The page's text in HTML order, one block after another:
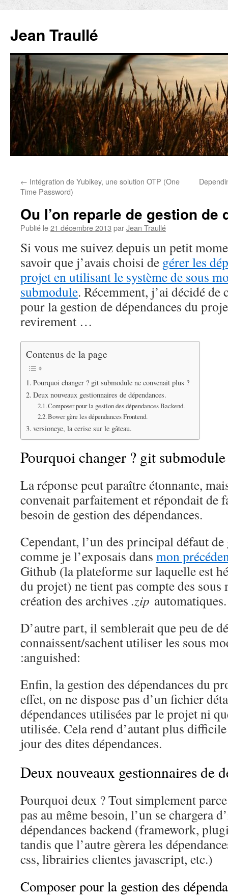
contenu
Jean Traullé
← Intégration de Yubikey, une solution OTP (One
Time Password)
Ou l’on reparle de gestion de
Publié le21 décembre 2013 parJean Traullé
Si vous me suivez depuis un petit
savoir que j’avais choisi de gérer les
projet en utilisant le système de sous
submodule. Récemment, j’ai décidé de
pour la gestion de dépendances du
revirement …
Contenus de la page
Pourquoi changer ? git submodule ne convenait plus ?
Deux nouveaux gestionnaires de dépendances.
Composer pour la gestion des dépendances Backend.
Bower gère les dépendances Frontend.
versioneye, la cerise sur le gâteau.
Pourquoi changer ? git
La réponse peut paraître étonnante,
convenait parfaitement et répondait de
besoin de gestion des dépendances.
Cependant, l’un des principal défaut
comme je l’exposais dans mon
Github (la plateforme sur laquelle est
du projet) ne tient pas compte des sous
création des archives .zip automatiques.
D’autre part, il semblerait que peu de
connaissent/sachent utiliser les sous
:anguished:
Enfin, la gestion des dépendances du
effet, on ne dispose pas d’un fichier
dépendances utilisées par le projet ni
utilisée. Cela rend d’autant plus
jour des dites dépendances.
Deux nouveaux gestionnaires de
Pourquoi deux ? Tout simplement
pas au même besoin, l’un se chargera
dépendances backend (framework,
tandis que l’autre gèrera les
css, librairies clientes javascript, etc.)
Composer pour la gestion des